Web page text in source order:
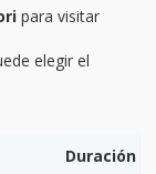
para visitar
elegir el
Duración